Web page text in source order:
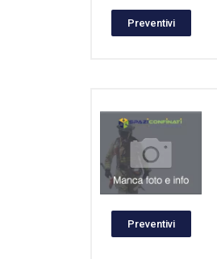
Preventivi
Preventivi